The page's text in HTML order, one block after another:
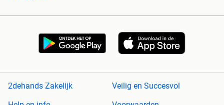
2dehands Zakelijk
Veilig en Succesvol